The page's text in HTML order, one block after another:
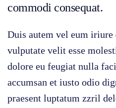
commodi consequat.
Duis autem vel eum
vulputate velit esse
dolore eu feugiat nulla
accumsan et iusto odio
praesent luptatum zzril